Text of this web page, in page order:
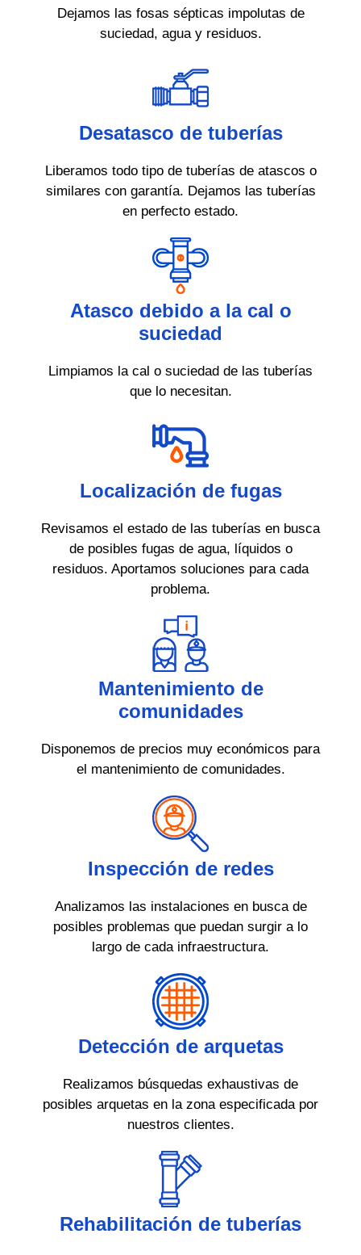
Dejamos las fosas sépticas impolutas de
suciedad, agua y residuos.
Desatasco de tuberías
Liberamos todo tipo de tuberías de atascos o
similares con garantía. Dejamos las tuberías
en perfecto estado.
Atasco debido a la cal o
suciedad
Limpiamos la cal o suciedad de las tuberías
que lo necesitan.
Localización de fugas
Revisamos el estado de las tuberías en busca
de posibles fugas de agua, líquidos o
residuos. Aportamos soluciones para cada
problema.
Mantenimiento de
comunidades
Disponemos de precios muy económicos para
el mantenimiento de comunidades.
Inspección de redes
Analizamos las instalaciones en busca de
posibles problemas que puedan surgir a lo
largo de cada infraestructura.
Detección de arquetas
Realizamos búsquedas exhaustivas de
posibles arquetas en la zona especificada por
nuestros clientes.
Rehabilitación de tuberías